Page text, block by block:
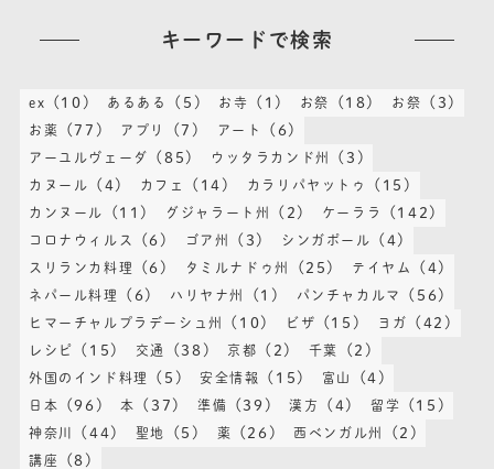
キーワードで検索
ex (10) あるある (5) お寺 (1) お祭 (18) お祭 (3)
お薬 (77) アプリ (7) アート (6)
アーユルヴェーダ (85) ウッタラカンド州 (3)
カヌール (4) カフェ (14) カラリパヤットゥ (15)
カンヌール (11) グジャラート州 (2) ケーララ (142)
コロナウィルス (6) ゴア州 (3) シンガポール (4)
スリランカ料理 (6) タミルナドゥ州 (25) テイヤム (4)
ネパール料理 (6) ハリヤナ州 (1) パンチャカルマ (56)
ヒマーチャルプラデーシュ州 (10) ビザ (15) ヨガ (42)
レシピ (15) 交通 (38) 京都 (2) 千葉 (2)
外国のインド料理 (5) 安全情報 (15) 富山 (4)
日本 (96) 本 (37) 準備 (39) 漢方 (4) 留学 (15)
神奈川 (44) 聖地 (5) 薬 (26) 西ベンガル州 (2)
講座 (8)